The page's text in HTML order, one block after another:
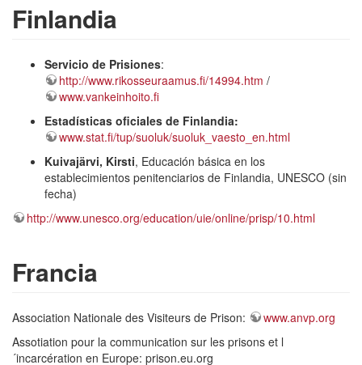
Finlandia
Servicio de Prisiones:
http://www.rikosseuraamus.fi/14994.htm /
www.vankeinhoito.fi
Estadísticas oficiales de Finlandia:
www.stat.fi/tup/suoluk/suoluk_vaesto_en.html
Kuivajärvi, Kirsti, Educación básica en los
establecimientos penitenciarios de Finlandia, UNESCO (sin
fecha)
http://www.unesco.org/education/uie/online/prisp/10.html
Francia
Association Nationale des Visiteurs de Prison:
www.anvp.org
Assotiation pour la communication sur les prisons et l
´incarcération en Europe: prison.eu.org